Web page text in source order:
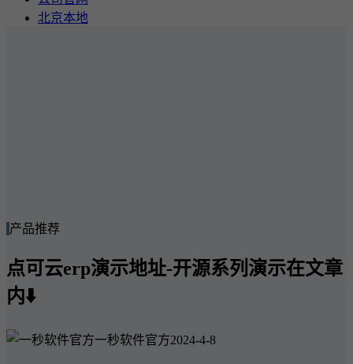
北京本地
产品推荐
点可云erp演示地址-开源系列演示在文章
内⬇️
一秒软件官方2024-4-8